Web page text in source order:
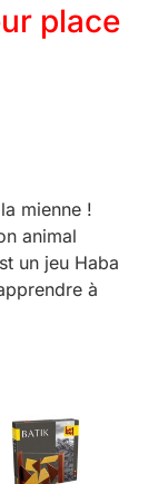
place
mienne !
animal
un jeu Haba
à